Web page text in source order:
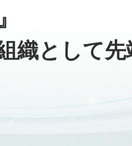
織として